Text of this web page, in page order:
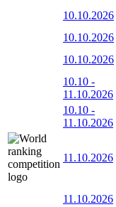
10.10.2026
10.10.2026
10.10.2026
10.10 -
11.10.2026
10.10 -
11.10.2026
11.10.2026
11.10.2026